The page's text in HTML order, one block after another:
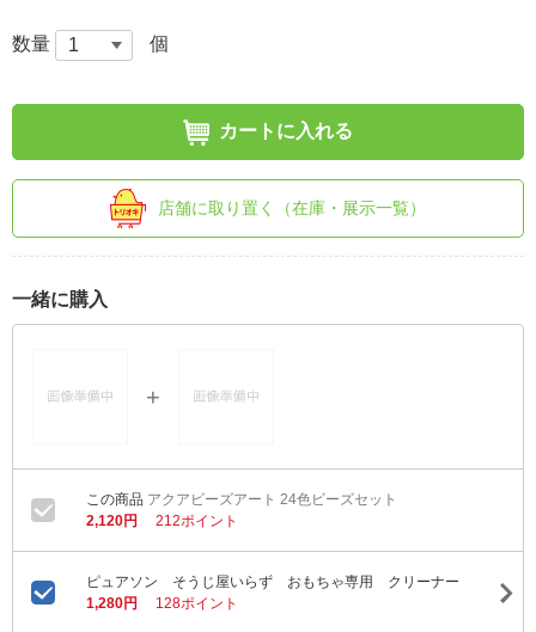
数量 個
カートに入れる
店舗に取り置く（在庫・展示一覧）
一緒に購入
アクアビーズアート 24色ビーズセット
2,120円
212ポイント
ピュアソン そうじ屋いらず おもちゃ専用 クリーナー
1,280円
128ポイント